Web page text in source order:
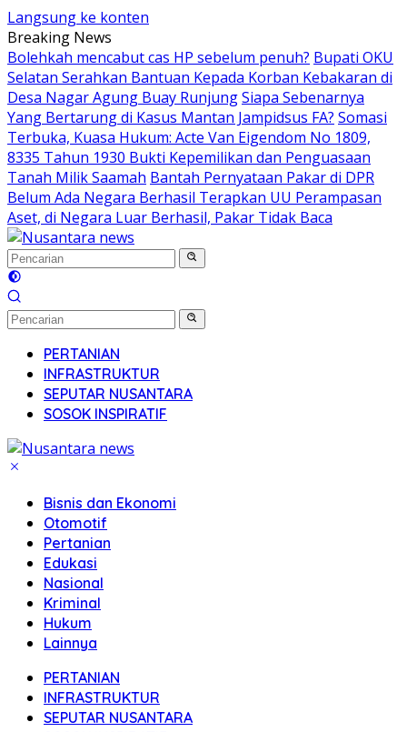
Langsung ke konten
Breaking News
Bolehkah mencabut cas HP sebelum penuh? Bupati OKU
Selatan Serahkan Bantuan Kepada Korban Kebakaran di
Desa Nagar Agung Buay RunjungSiapa Sebenarnya
Yang Bertarung di Kasus Mantan Jampidsus FA? Somasi
Terbuka, Kuasa Hukum: Acte Van Eigendom No 1809,
8335 Tahun 1930 Bukti Kepemilikan dan Penguasaan
Tanah Milik Saamah Bantah Pernyataan Pakar di DPR
Belum Ada Negara Berhasil Terapkan UU Perampasan
Aset, di Negara Luar Berhasil, Pakar Tidak Baca
PERTANIAN
INFRASTRUKTUR
SEPUTAR NUSANTARA
SOSOK INSPIRATIF
Bisnis dan Ekonomi
Otomotif
Pertanian
Edukasi
Nasional
Kriminal
Hukum
Lainnya
PERTANIAN
INFRASTRUKTUR
SEPUTAR NUSANTARA